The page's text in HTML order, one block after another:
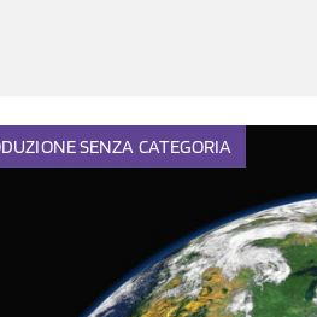
SENZA CATEGORIA